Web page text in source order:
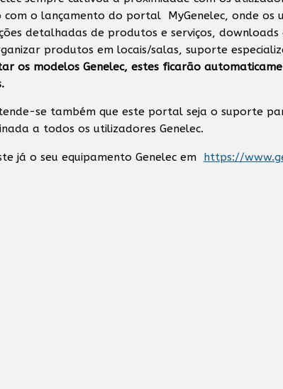
com o lançamento do portal MyGenelec, onde os
detalhadas de produtos e serviços,
produtos em locais/salas, suporte
os modelos Genelec, estes ficarão
se também que este portal seja o suporte
a todos os utilizadores Genelec.
já o seu equipamento Genelec em https://